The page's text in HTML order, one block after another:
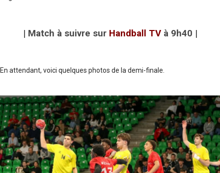
| Match à suivre sur Handball TV à 9h40 |
En attendant, voici quelques photos de la demi-finale.